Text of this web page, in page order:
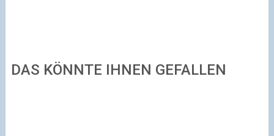
DAS KÖNNTE IHNEN GEFALLEN